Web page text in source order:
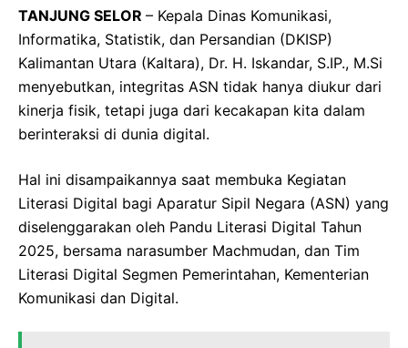
TANJUNG SELOR – Kepala Dinas Komunikasi,
Informatika, Statistik, dan Persandian (DKISP)
Kalimantan Utara (Kaltara), Dr. H. Iskandar, S.IP., M.Si
menyebutkan, integritas ASN tidak hanya diukur dari
kinerja fisik, tetapi juga dari kecakapan kita dalam
berinteraksi di dunia digital.
Hal ini disampaikannya saat membuka Kegiatan
Literasi Digital bagi Aparatur Sipil Negara (ASN) yang
diselenggarakan oleh Pandu Literasi Digital Tahun
2025, bersama narasumber Machmudan, dan Tim
Literasi Digital Segmen Pemerintahan, Kementerian
Komunikasi dan Digital.